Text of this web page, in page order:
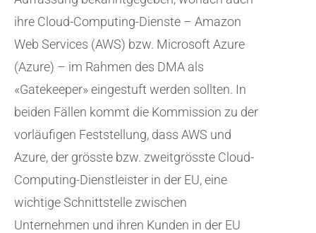
ihre Cloud-Computing-Dienste – Amazon
Web Services (AWS) bzw. Microsoft Azure
(Azure) – im Rahmen des DMA als
«Gatekeeper» eingestuft werden sollten. In
beiden Fällen kommt die Kommission zu der
vorläufigen Feststellung, dass AWS und
Azure, der grösste bzw. zweitgrösste Cloud-
Computing-Dienstleister in der EU, eine
wichtige Schnittstelle zwischen
Unternehmen und ihren Kunden in der EU